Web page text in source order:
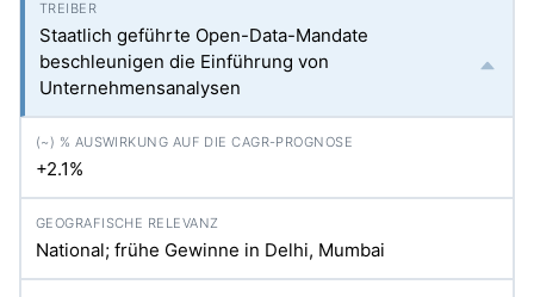
Staatlich geführte Open-Data-Mandate
beschleunigen die Einführung von
Unternehmensanalysen
+2.1%
National; frühe Gewinne in Delhi, Mumbai